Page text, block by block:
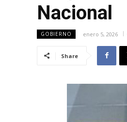
Nacional
GOBIERNO enero 5, 2026
Share